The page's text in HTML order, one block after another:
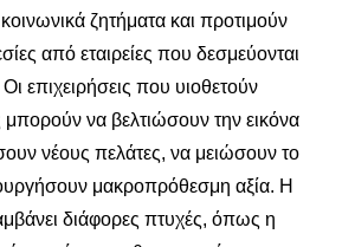
ζητήματα και προτιμούν
από εταιρείες που δεσμεύονται
επιχειρήσεις που υιοθετούν
μπορούν να βελτιώσουν την εικόνα
νέους πελάτες, να μειώσουν το
μακροπρόθεσμη αξία. Η
διάφορες πτυχές, όπως η